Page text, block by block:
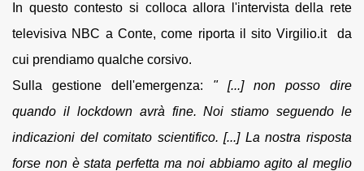
In questo contesto si colloca allora l'intervista della rete
televisiva NBC a Conte, come riporta il sito Virgilio.it da
cui prendiamo qualche corsivo.
Sulla gestione dell'emergenza: "[...] non posso dire
quando il lockdown avrà fine. Noi stiamo seguendo le
indicazioni del comitato scientifico. [...] La nostra risposta
forse non è stata perfetta ma noi abbiamo agito al meglio